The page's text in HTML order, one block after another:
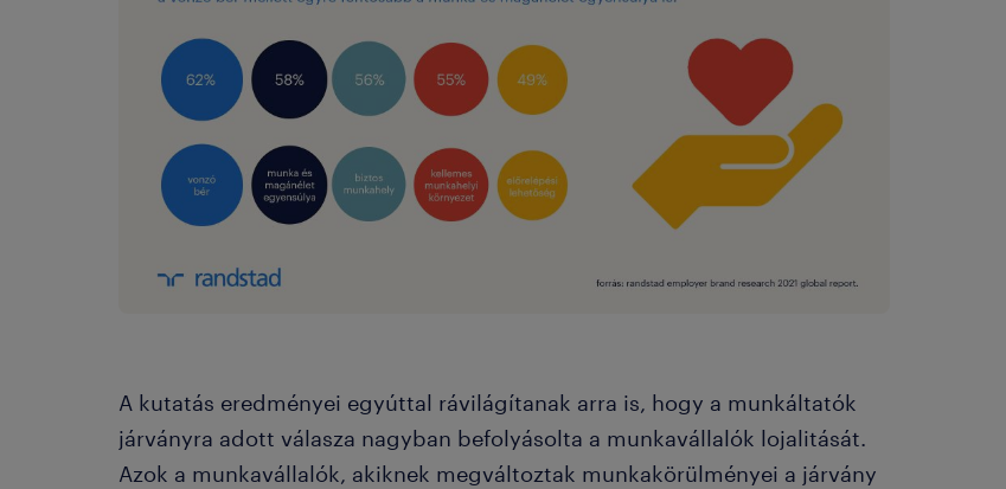
A kutatás eredményei egyúttal rávilágítanak arra is, hogy a munkáltatók
járványra adott válasza nagyban befolyásolta a munkavállalók lojalitását.
Azok a munkavállalók, akiknek megváltoztak munkakörülményei a járvány